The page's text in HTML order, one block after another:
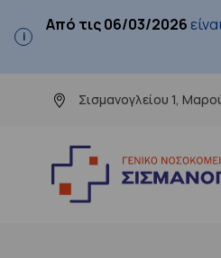
Από τις 06/03/2026
Σισμανογλείου 1,